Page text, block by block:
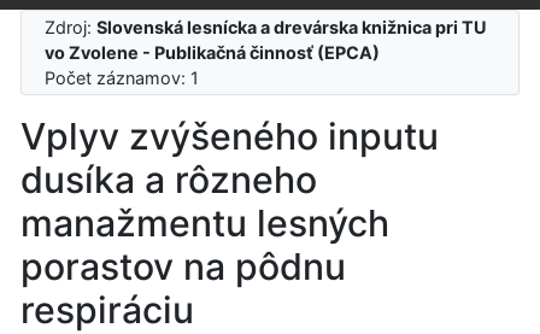
Zdroj:Slovenská lesnícka a drevárska knižnica pri TU
vo Zvolene - Publikačná činnosť (EPCA)
Počet záznamov: 1
Vplyv zvýšeného inputu
dusíka a rôzneho
manažmentu lesných
porastov na pôdnu
respiráciu